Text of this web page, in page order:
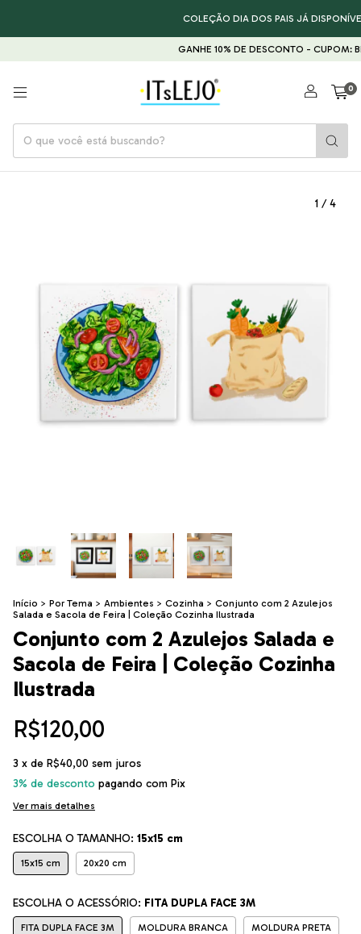
COLEÇÃO DIA DOS PAIS JÁ
GANHE 10% DE DESCONTO - CUPOM:
0
1 /4
Início > Por Tema > Ambientes > Cozinha > Conjunto com 2 Azulejos
Salada e Sacola de Feira | Coleção Cozinha Ilustrada
Conjunto com 2 Azulejos Salada e
Sacola de Feira | Coleção Cozinha
Ilustrada
R$120,00
3 x de R$40,00 sem juros
3% de desconto pagando com Pix
Ver mais detalhes
ESCOLHA O TAMANHO: 15x15 cm
15x15 cm 20x20 cm
ESCOLHA O ACESSÓRIO: FITA DUPLA FACE 3M
FITA DUPLA FACE 3M MOLDURA BRANCA MOLDURA PRETA